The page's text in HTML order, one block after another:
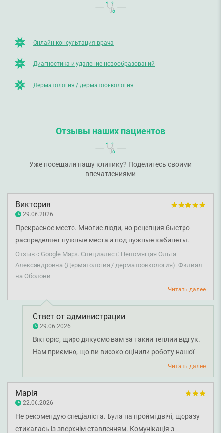
Онлайн-консультация врача
Диагностика и удаление новообразований
Дерматология / дерматоонкология
Отзывы наших пациентов
Уже посещали нашу клинику? Поделитесь своими
впечатлениями
Виктория
29.06.2026
Прекрасное место. Многие люди, но рецепция быстро
распределяет нужные места и под нужные кабинеты.
Вкусный бесплатный кофе и водичка. И наша особенная
любовь – врач-дерматолог Ольга Непомяща, которая
находит общий язык с любым подростком.
Отзыв с Google Maps. Специалист: Непомящая Ольга
Александровна (Дерматология / дерматоонкология). Филиал
на Оболони
Читать далее
Ответ от администрации
29.06.2026
Вікторіє, щиро дякуємо вам за такий теплий відгук.
Нам приємно, що ви високо оцінили роботу нашої
команди, організацію прийому та комфорт під час
перебування в клініці. Особлива подяка за добрі
слова на адресу лікаря-дерматовенеролога Ольги
Непом'ящої. Бажаємо вам міцного здоров'я!
Читать далее
Марія
22.06.2026
Не рекомендую спеціаліста. Була на проймі двічі, щоразу
стикалась із зверхнім ставленням. Комунікація з